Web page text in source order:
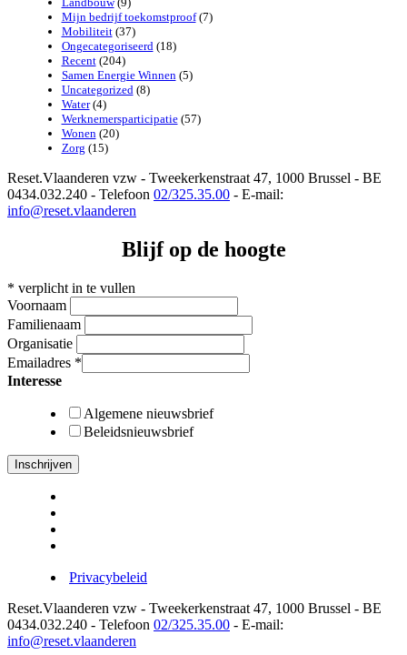
Mijn bedrijf toekomstproof(7)
Mobiliteit(37)
Ongecategoriseerd(18)
Recent(204)
Samen Energie Winnen(5)
Uncategorized(8)
Water(4)
Werknemersparticipatie(57)
Wonen(20)
Zorg (15)
Reset.Vlaanderen vzw - Tweekerkenstraat 47, 1000 Brussel - BE
0434.032.240 - Telefoon 02/325.35.00 - E-mail:
info@reset.vlaanderen
Blijf op de hoogte
* verplicht in te vullen
Voornaam
Familienaam
Organisatie
Emailadres *
Interesse
Algemene nieuwsbrief
Beleidsnieuwsbrief
Privacybeleid
Reset.Vlaanderen vzw - Tweekerkenstraat 47, 1000 Brussel - BE
0434.032.240 - Telefoon 02/325.35.00 - E-mail:
info@reset.vlaanderen